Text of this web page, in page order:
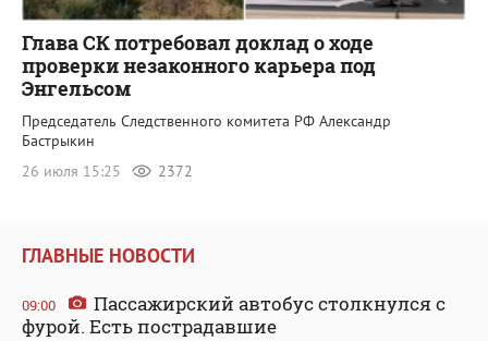
Глава СК потребовал доклад о ходе
проверки незаконного карьера под
Энгельсом
Председатель Следственного комитета РФ Александр
Бастрыкин
26 июля 15:25
2372
ГЛАВНЫЕ НОВОСТИ
09:00
Пассажирский автобус столкнулся с
фурой. Есть пострадавшие